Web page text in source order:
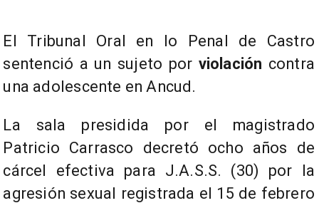
El Tribunal Oral en lo Penal de Castro
sentenció a un sujeto por violación contra
una adolescente en Ancud.
La sala presidida por el magistrado
Patricio Carrasco decretó ocho años de
cárcel efectiva para J.A.S.S. (30) por la
agresión sexual registrada el 15 de febrero